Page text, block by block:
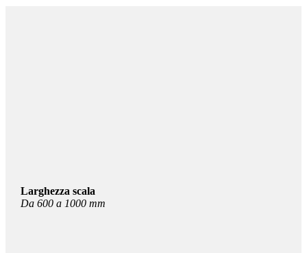
Larghezza scala
Da 600 a 1000 mm